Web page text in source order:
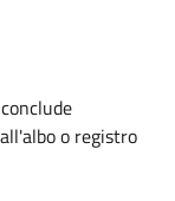
o registro